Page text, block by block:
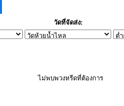
วัดที่จัดส่ง:
ไม่พบพวงหรีดที่ต้องการ